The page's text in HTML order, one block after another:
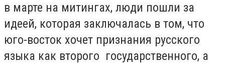
в марте на митингах, люди пошли за
идеей, которая заключалась в том, что
юго-восток хочет признания русского
языка как второго государственного, а